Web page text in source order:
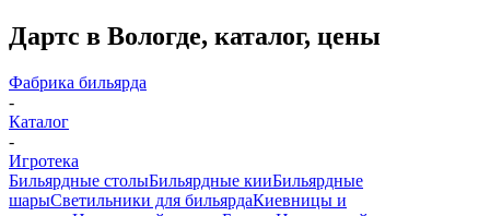
Дартс в Вологде, каталог, цены
Фабрика бильярда
-
Каталог
-
Игротека
Бильярдные столыБильярдные кииБильярдные
шарыСветильники для бильярдаКиевницы и